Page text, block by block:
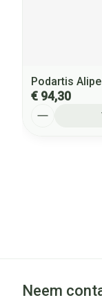
Podartis
€ 94,30
Neem